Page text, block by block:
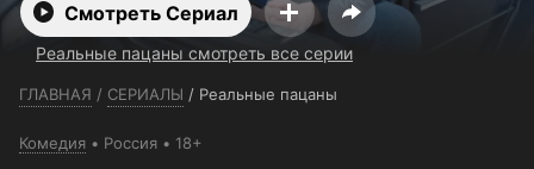
Смотреть Сериал
Реальные пацаны смотреть все серии
ГЛАВНАЯ / СЕРИАЛЫ / Реальные пацаны
Комедия Россия 18+